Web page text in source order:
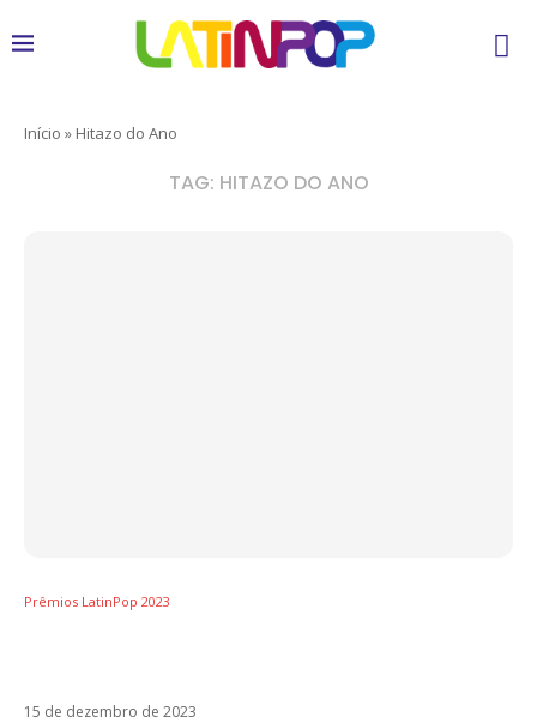
Início » Hitazo do Ano
TAG: HITAZO DO ANO
Prêmios LatinPop 2023
15 de dezembro de 2023